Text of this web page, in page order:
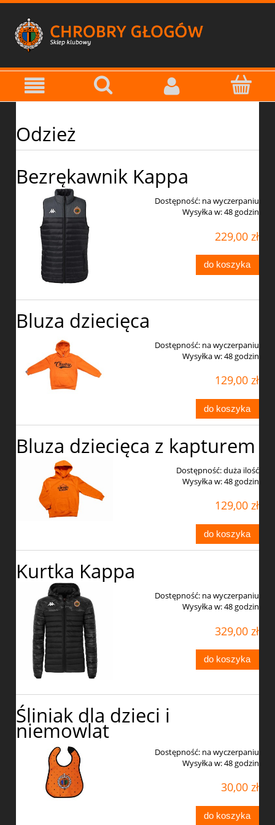
Odzież
Bezrękawnik Kappa
Dostępność: na wyczerpaniu
Wysyłka w:48 godzin
229,00 zł
do koszyka
Bluza dziecięca
Dostępność: na wyczerpaniu
Wysyłka w:48 godzin
129,00 zł
do koszyka
Bluza dziecięca z kapturem
Dostępność:duża ilość
Wysyłka w:48 godzin
129,00 zł
do koszyka
Kurtka Kappa
Dostępność: na wyczerpaniu
Wysyłka w:48 godzin
329,00 zł
do koszyka
Śliniak dla dzieci i
niemowląt
Dostępność: na wyczerpaniu
Wysyłka w:48 godzin
30,00 zł
do koszyka